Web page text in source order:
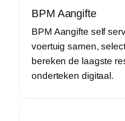
BPM Aangifte
BPM Aangifte self
voertuig samen,
bereken de laagste
onderteken digitaal.